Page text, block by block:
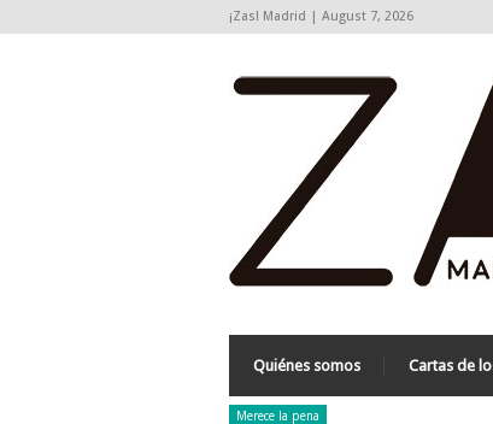
¡Zas! Madrid | August 7, 2026
Quiénes somos Cartas de
Merece la pena